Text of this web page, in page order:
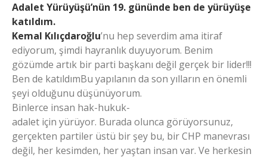
Adalet Yürüyüşü’nün 19. gününde ben de yürüyüşe
katıldım.
Kemal Kılıçdaroğlu’nu hep severdim ama itiraf
ediyorum, şimdi hayranlık duyuyorum. Benim
gözümde artık bir parti başkanı değil gerçek bir lider!!!
Ben de katıldımBu yapılanın da son yılların en önemli
şeyi olduğunu düşünüyorum.
Binlerce insan hak-hukuk-
adalet için yürüyor. Burada olunca görüyorsunuz,
gerçekten partiler üstü bir şey bu, bir CHP manevrası
değil, her kesimden, her yaştan insan var. Ve herkesin